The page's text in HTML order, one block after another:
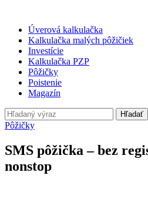
Úverová kalkulačka
Kalkulačka malých pôžičiek
Investície
Kalkulačka PZP
Pôžičky
Poistenie
Magazín
Hľadať
Pôžičky
SMS pôžička – bez
nonstop